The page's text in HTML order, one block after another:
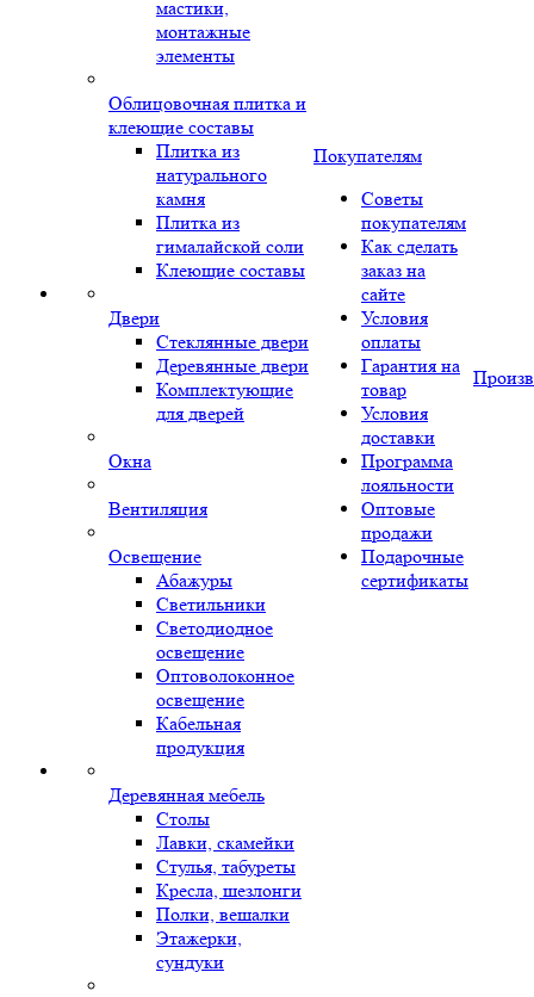
мастики,
монтажные
элементы
Облицовочная плитка и
клеющие составы
Плитка из
натурального
камня
Плитка из
гималайской соли
Клеющие составы
Двери
Стеклянные двери
Деревянные двери
Комплектующие
для дверей
Окна
Вентиляция
Освещение
Абажуры
Светильники
Светодиодное
освещение
Оптоволоконное
освещение
Кабельная
продукция
Деревянная мебель
Столы
Лавки, скамейки
Стулья, табуреты
Кресла, шезлонги
Полки, вешалки
Этажерки,
сундуки
Покупателям
Советы
покупателям
Как сделать
заказ на
сайте
Условия
оплаты
Гарантия на
товар
Условия
доставки
Программа
лояльности
Оптовые
продажи
Подарочные
сертификаты